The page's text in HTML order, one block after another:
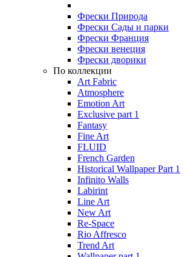
Фрески Природа
Фрески Сады и парки
Фрески Франция
Фрески венеция
Фрески дворики
По коллекции
Art Fabric
Atmosphere
Emotion Art
Exclusive part 1
Fantasy
Fine Art
FLUID
French Garden
Historical Wallpaper Part 1
Infinito Walls
Labirint
Line Art
New Art
Re-Space
Rio Affresco
Trend Art